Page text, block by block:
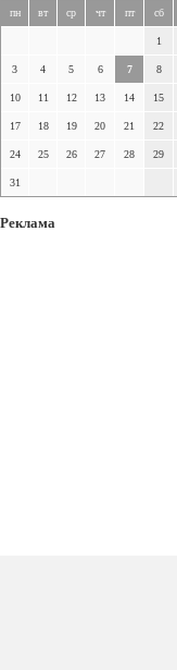
пн вт ср чт пт сб
1
3 4 5 6 7 8
10 11 12 13 14 15
17 18 19 20 21 22
24 25 26 27 28 29
31
Реклама